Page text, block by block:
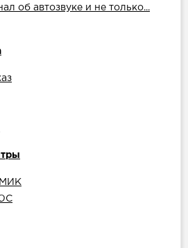
об автозвуке и не только...